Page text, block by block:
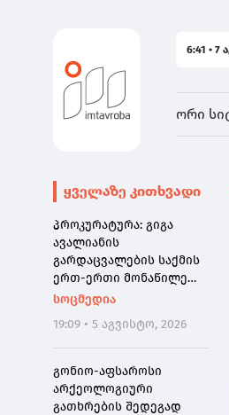
6:41 • 7
ორი
ყველაზე კითხვადი
პროკურატურა: გიგა
ავალიანის
გარდაცვალების საქმის
ერთ-ერთი მონაწილე
ნია იმნაძე დაკავებულია
სოცმედია
19:09 • 5 აგვისტო, 2026
გონიო-აფსაროსი
არქეოლოგიური
გათხრების შედეგად